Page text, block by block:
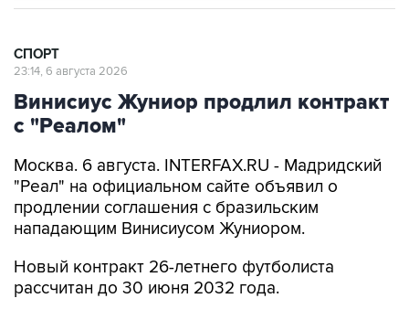
СПОРТ
23:14, 6 августа 2026
Винисиус Жуниор продлил контракт
с "Реалом"
Москва. 6 августа. INTERFAX.RU - Мадридский
"Реал" на официальном сайте объявил о
продлении соглашения с бразильским
нападающим Винисиусом Жуниором.
Новый контракт 26-летнего футболиста
рассчитан до 30 июня 2032 года.